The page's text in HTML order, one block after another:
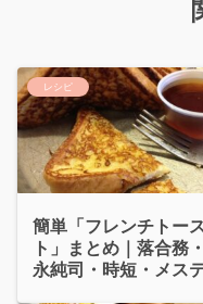
レシピ
簡単「フレンチトー
ト」まとめ｜落合務
永純司・時短・メス